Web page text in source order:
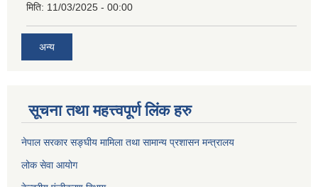
मिति: 11/03/2025 - 00:00
अन्य
सूचना तथा महत्त्वपूर्ण लिंक हरु
नेपाल सरकार सङ्घीय मामिला तथा सामान्य प्रशासन मन्त्रालय
लोक सेवा आयोग